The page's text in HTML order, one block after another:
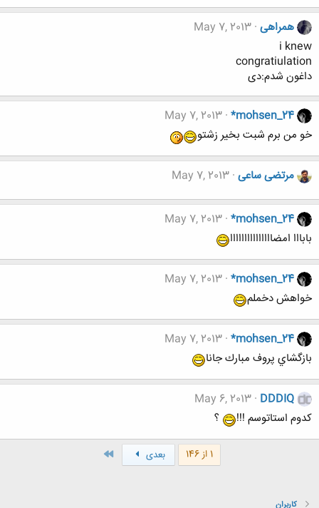
همراهی May 7, 2013
i knew
congratiulation
داغون شدم:دی
*mohsen_24
May 7, 2013
خو من برم شبت بخير زشتو
مرتضی ساعی May 7, 2013
*mohsen_24
May 7, 2013
بابااا امضااااااااااااااا
*mohsen_24
May 7, 2013
خواهش دخملم
*mohsen_24
May 7, 2013
بازگشاي پروف مبارك جانا
DDDIQ
May 6, 2013
کدوم استاتوسم !!!
؟
1 از 146 بعدی
کاربران